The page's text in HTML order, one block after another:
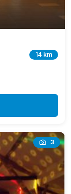
14 km
3